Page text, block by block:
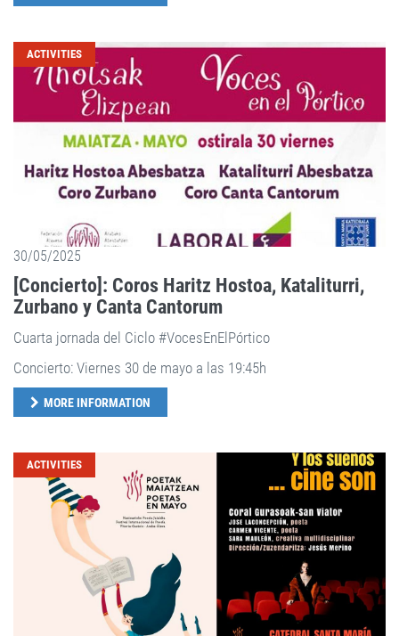
ACTIVITIES
30/05/2025
[Concierto]: Coros Haritz Hostoa, Kataliturri,
Zurbano y Canta Cantorum
Cuarta jornada del Ciclo #VocesEnElPórtico
Concierto: Viernes 30 de mayo a las 19:45h
MORE INFORMATION
ACTIVITIES